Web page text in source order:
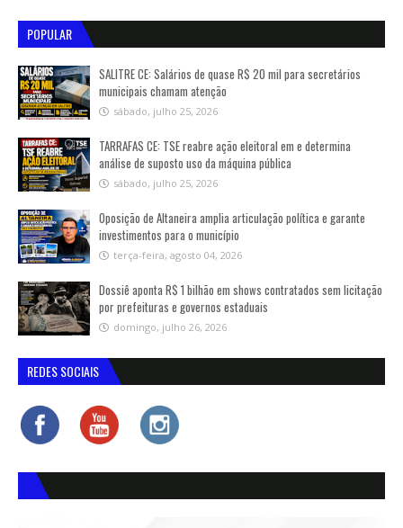
POPULAR
SALITRE CE: Salários de quase R$ 20 mil para secretários
municipais chamam atenção
sábado, julho 25, 2026
TARRAFAS CE: TSE reabre ação eleitoral em e determina
análise de suposto uso da máquina pública
sábado, julho 25, 2026
Oposição de Altaneira amplia articulação política e garante
investimentos para o município
terça-feira, agosto 04, 2026
Dossiê aponta R$ 1 bilhão em shows contratados sem licitação
por prefeituras e governos estaduais
domingo, julho 26, 2026
REDES SOCIAIS